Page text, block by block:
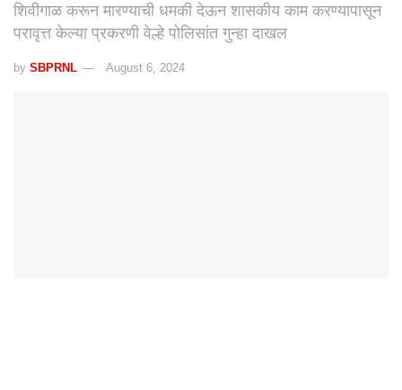
शिवीगाळ करून मारण्याची धमकी देऊन शासकीय काम करण्यापासून
परावृत्त केल्या प्रकरणी वेल्हे पोलिसांत गुन्हा दाखल
by SBPRNL August 6, 2024